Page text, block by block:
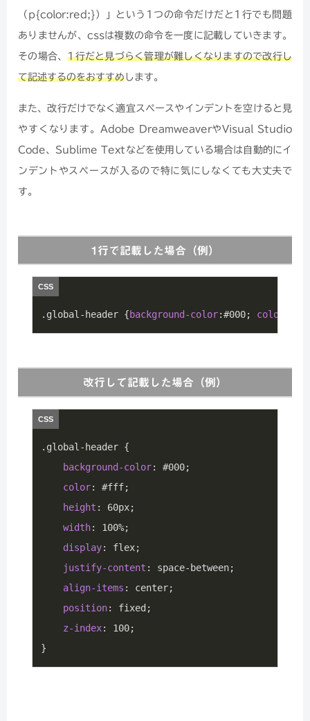
（p{color:red;}）」という1つの命令だけだと1行でも問題
ありませんが、cssは複数の命令を一度に記載していきます。
その場合、1行だと見づらく管理が難しくなりますので改行し
て記述するのをおすすめ します。
また、改行だけでなく適宜スペースやインデントを空けると見
やすくなります。Adobe DreamweaverやVisual Studio
Code、Sublime Textなどを使用している場合は自動的にイ
ンデントやスペースが入るので特に気にしなくても大丈夫で
す。
1行で記載した場合（例）
.global-header {background-color:#000; color
改行して記載した場合（例）
.global-header {
background-color: #000;
color: #fff;
height : 60px;
width: 100%;
display: flex;
justify-content : space-between;
align-items : center;
position: fixed;
z-index: 100;
}